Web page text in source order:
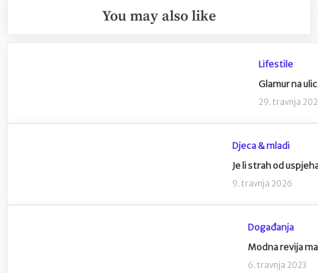
You may also like
Lifestile
Glamur na
29. travnja
Djeca & mladi
Je li strah od
9. travnja 2026
Događanja
Modna revija
6. travnja 2023